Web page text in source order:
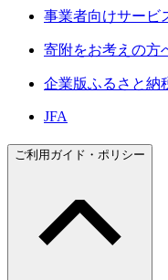
事業者向けサービ
寄附をお考えの方
企業版ふるさと納
JFA
ご利用ガイド・ポリシー